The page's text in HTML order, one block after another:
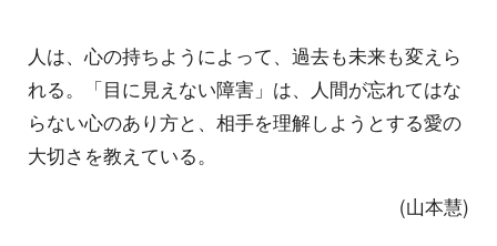
人は、心の持ちようによって、過去も未来も変えら
れる。「目に見えない障害」は、人間が忘れてはな
らない心のあり方と、相手を理解しようとする愛の
大切さを教えている。
(山本慧)